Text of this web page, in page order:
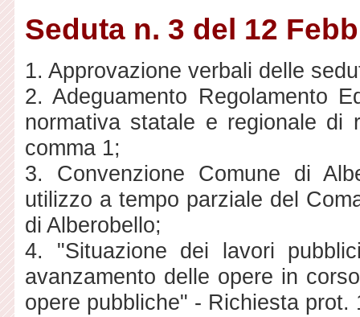
Seduta n. 3 del 12
1. Approvazione verbali delle
2. Adeguamento Regolamento
normativa statale e regionale di
comma 1;
3. Convenzione Comune di
utilizzo a tempo parziale del
di Alberobello;
4. "Situazione dei lavori
avanzamento delle opere in
opere pubbliche" - Richiesta